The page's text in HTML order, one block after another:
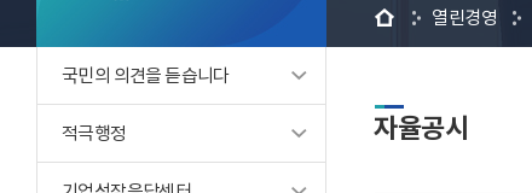
국민의 의견을 듣습니다
적극행정
홈 열린경영
자율공시